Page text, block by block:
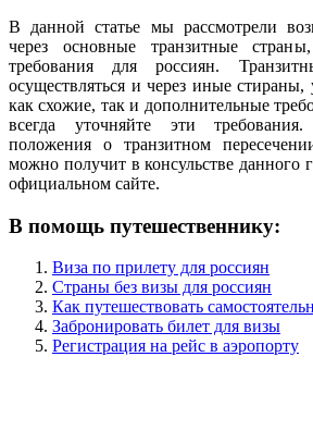
В данной статье мы рассмотрели
через основные транзитные
требования для россиян.
осуществляться и через иные
как схожие, так и дополнительные
всегда уточняйте эти
положения о транзитном
можно получит в консульстве данного
официальном сайте.
В помощь путешественнику:
Виза по прилету для россиян
Страны без визы для россиян
Как путешествовать
Забронировать билет для визы
Регистрация на рейс в аэропорту